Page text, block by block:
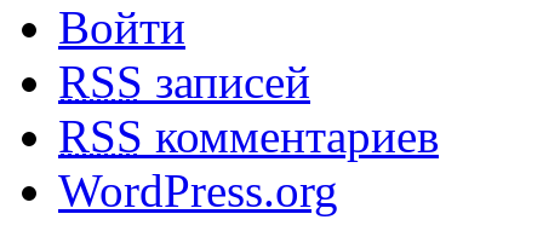
Войти
RSS записей
RSS комментариев
WordPress.org